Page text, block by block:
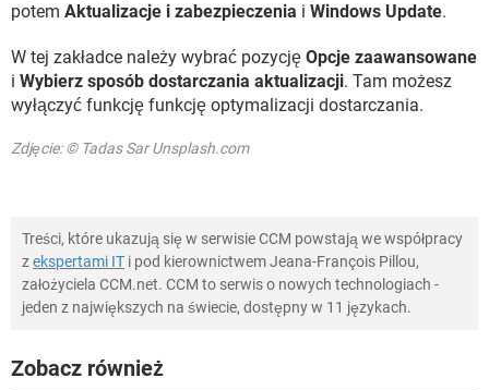
potem Aktualizacje i zabezpieczenia i Windows Update.
W tej zakładce należy wybrać pozycję Opcje zaawansowane
i Wybierz sposób dostarczania aktualizacji. Tam możesz
wyłączyć funkcję funkcję optymalizacji dostarczania.
Zdjęcie: © Tadas Sar Unsplash.com
Treści, które ukazują się w serwisie CCM powstają we współpracy
zekspertami IT i pod kierownictwem Jeana-François Pillou,
założyciela CCM.net. CCM to serwis o nowych technologiach -
jeden z największych na świecie, dostępny w 11 językach.
Zobacz również